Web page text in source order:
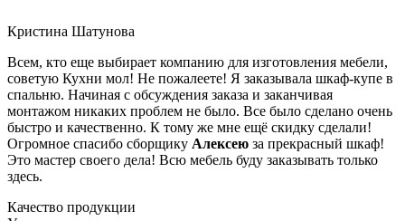
Кристина Шатунова
Всем, кто еще выбирает компанию для изготовления мебели,
советую Кухни мол! Не пожалеете! Я заказывала шкаф-купе в
спальню. Начиная с обсуждения заказа и заканчивая
монтажом никаких проблем не было. Все было сделано очень
быстро и качественно. К тому же мне ещё скидку сделали!
Огромное спасибо сборщику Алексею за прекрасный шкаф!
Это мастер своего дела! Всю мебель буду заказывать только
здесь.
Качество продукции